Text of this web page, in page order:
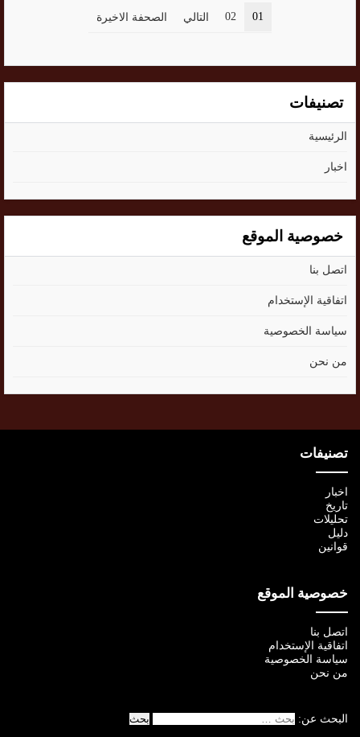
01
02 التالي الصحفة الاخيرة
تصنيفات
الرئيسية
اخبار
خصوصية الموقع
اتصل بنا
اتفاقية الإستخدام
سياسة الخصوصية
من نحن
تصنيفات
اخبار
تاريخ
تحليلات
دليل
قوانين
خصوصية الموقع
اتصل بنا
اتفاقية الإستخدام
سياسة الخصوصية
من نحن
البحث عن: